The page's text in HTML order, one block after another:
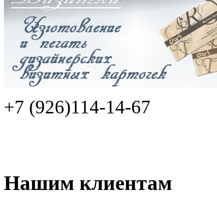
+7 (926)114-14-67
Нашим клиентам